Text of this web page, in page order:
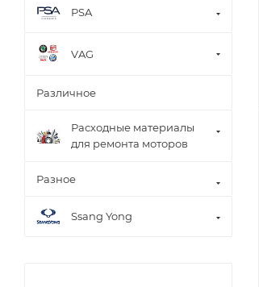
PSA
VAG
Различное
Расходные материалы
для ремонта моторов
Разное
Ssang Yong